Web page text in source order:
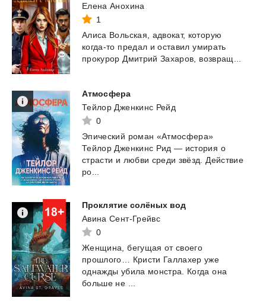
Елена Анохина
1
Алиса Вольская, адвокат, которую
когда-то предал и оставил умирать
прокурор Дмитрий Захаров, возвращ...
Атмосфера
Тейлор Дженкинс Рейд
0
Эпический роман «Атмосфера»
Тейлор Дженкинс Рид — история о
страсти и любви среди звёзд. Действие
ро...
Проклятие солёных вод
Авина Сент-Грейвс
0
Женщина, бегущая от своего
прошлого… Кристи Галлахер уже
однажды убила монстра. Когда она
больше не ...